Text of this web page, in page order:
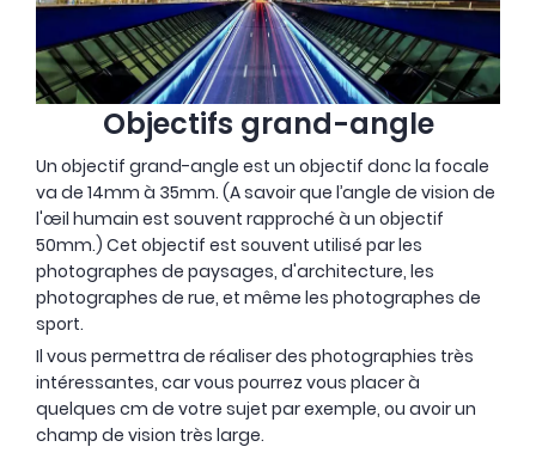
Objectifs grand-angle
Un objectif grand-angle est un objectif donc la focale
va de 14mm à 35mm. (A savoir que l’angle de vision de
l'œil humain est souvent rapproché à un objectif
50mm.) Cet objectif est souvent utilisé par les
photographes de paysages, d'architecture, les
photographes de rue, et même les photographes de
sport.
Il vous permettra de réaliser des photographies très
intéressantes, car vous pourrez vous placer à
quelques cm de votre sujet par exemple, ou avoir un
champ de vision très large.